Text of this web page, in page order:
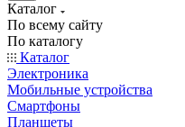
Каталог
По всему сайту
По каталогу
Каталог
Электроника
Мобильные устройства
Смартфоны
Планшеты